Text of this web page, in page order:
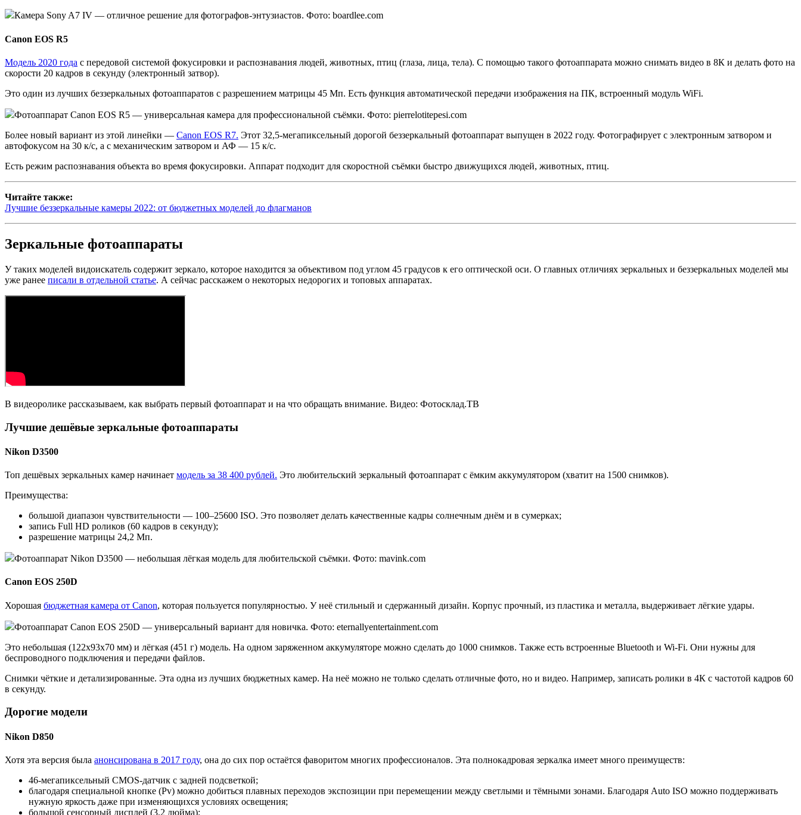
Камера Sony A7 IV — отличное решение для фотографов-энтузиастов. Фото: boardlee.com
Canon EOS R5
Модель 2020 года с передовой системой фокусировки и распознавания людей, животных, птиц (глаза, лица, тела). С помощью такого фотоаппарата можно снимать видео в 8К и делать фото на
скорости 20 кадров в секунду (электронный затвор).
Это один из лучших беззеркальных фотоаппаратов с разрешением матрицы 45 Мп. Есть функция автоматической передачи изображения на ПК, встроенный модуль WiFi.
Фотоаппарат Canon EOS R5 — универсальная камера для профессиональной съёмки. Фото: pierrelotitepesi.com
Более новый вариант из этой линейки — Canon EOS R7. Этот 32,5-мегапиксельный дорогой беззеркальный фотоаппарат выпущен в 2022 году. Фотографирует с электронным затвором и
автофокусом на 30 к/с, а с механическим затвором и АФ — 15 к/с.
Есть режим распознавания объекта во время фокусировки. Аппарат подходит для скоростной съёмки быстро движущихся людей, животных, птиц.
Читайте также:
Лучшие беззеркальные камеры 2022: от бюджетных моделей до флагманов
Зеркальные фотоаппараты
У таких моделей видоискатель содержит зеркало, которое находится за объективом под углом 45 градусов к его оптической оси. О главных отличиях зеркальных и беззеркальных моделей мы
уже ранее писали в отдельной статье. А сейчас расскажем о некоторых недорогих и топовых аппаратах.
В видеоролике рассказываем, как выбрать первый фотоаппарат и на что обращать внимание. Видео: Фотосклад.ТВ
Лучшие дешёвые зеркальные фотоаппараты
Nikon D3500
Топ дешёвых зеркальных камер начинает модель за 38 400 рублей. Это любительский зеркальный фотоаппарат с ёмким аккумулятором (хватит на 1500 снимков).
Преимущества:
большой диапазон чувствительности — 100–25600 ISO. Это позволяет делать качественные кадры солнечным днём и в сумерках;
запись Full HD роликов (60 кадров в секунду);
разрешение матрицы 24,2 Мп.
Фотоаппарат Nikon D3500 — небольшая лёгкая модель для любительской съёмки. Фото: mavink.com
Canon EOS 250D
Хорошая бюджетная камера от Canon, которая пользуется популярностью. У неё стильный и сдержанный дизайн. Корпус прочный, из пластика и металла, выдерживает лёгкие удары.
Фотоаппарат Canon EOS 250D — универсальный вариант для новичка. Фото: eternallyentertainment.com
Это небольшая (122x93x70 мм) и лёгкая (451 г) модель. На одном заряженном аккумуляторе можно сделать до 1000 снимков. Также есть встроенные Bluetooth и Wi-Fi. Они нужны для
беспроводного подключения и передачи файлов.
Снимки чёткие и детализированные. Эта одна из лучших бюджетных камер. На неё можно не только сделать отличные фото, но и видео. Например, записать ролики в 4К с частотой кадров 60
в секунду.
Дорогие модели
Nikon D850
Хотя эта версия была анонсирована в 2017 году, она до сих пор остаётся фаворитом многих профессионалов. Эта полнокадровая зеркалка имеет много преимуществ:
46-мегапиксельный CMOS-датчик с задней подсветкой;
благодаря специальной кнопке (Pv) можно добиться плавных переходов экспозиции при перемещении между светлыми и тёмными зонами. Благодаря Auto ISO можно поддерживать
нужную яркость даже при изменяющихся условиях освещения;
большой сенсорный дисплей (3,2 дюйма);